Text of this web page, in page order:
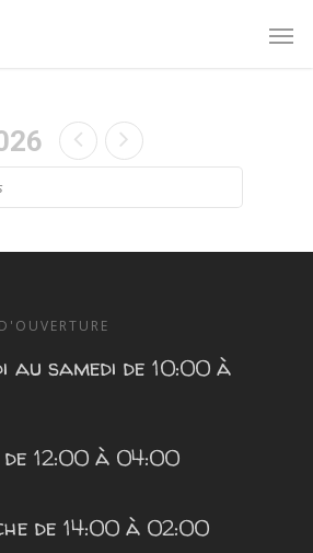
au samedi de 10:00 à
de 12:00 à 04:00
de 14:00 à 02:00